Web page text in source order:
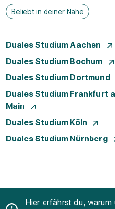
Beliebt in deiner Nähe
Duales Studium Aachen
Duales Studium Bochum
Duales Studium Dortmund
Duales Studium Frankfurt
Main
Duales Studium Köln
Duales Studium Nürnberg
Hier erfährst du, warum